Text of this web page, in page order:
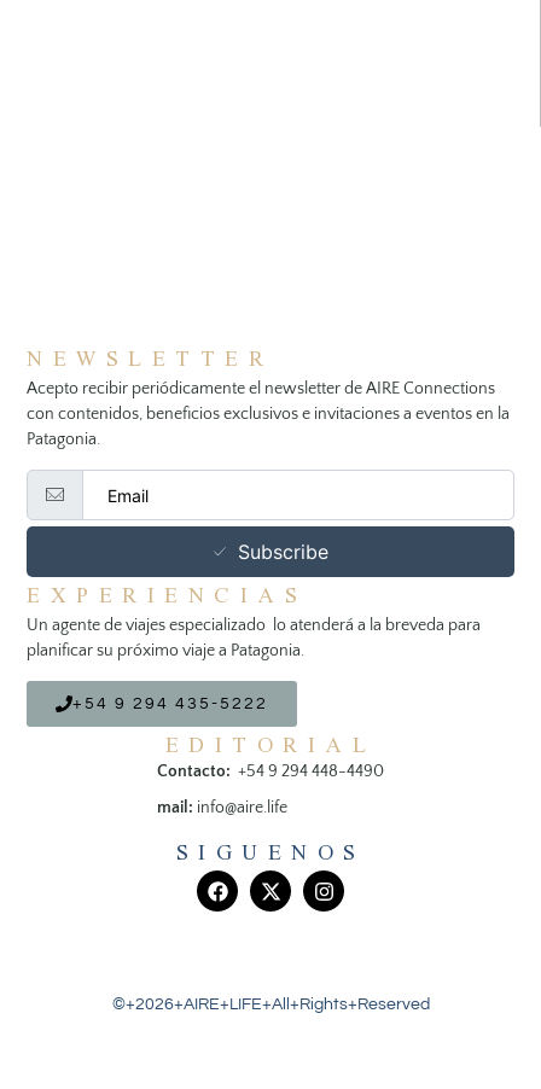
NEWSLETTER
Acepto recibir periódicamente el newsletter de AIRE Connections
con contenidos, beneficios exclusivos e invitaciones a eventos en la
Patagonia.
Subscribe
EXPERIENCIAS
Un agente de viajes especializado lo atenderá a la breveda para
planificar su próximo viaje a Patagonia.
+54 9 294 435-5222
EDITORIAL
Contacto: +54 9 294 448-4490
mail: info@aire.life
SIGUENOS
©+2026+AIRE+LIFE+All+Rights+Reserved